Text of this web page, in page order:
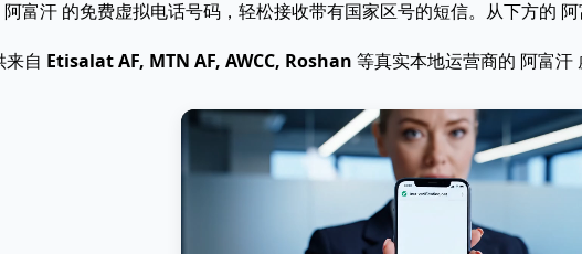
富汗 的免费虚拟电话号码，轻松接收带有国家区号的短信。从下方的
来自 Etisalat AF, MTN AF, AWCC, Roshan 等真实本地运营商的 阿富汗